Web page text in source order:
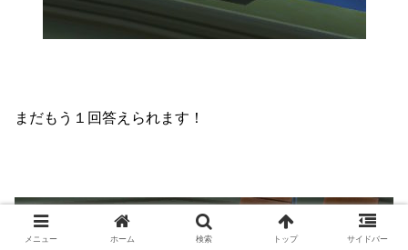
まだもう１回答えられます！
メニュー ホーム 検索 トップ サイドバー